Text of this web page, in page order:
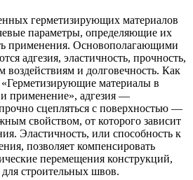
герметизирующих материалов
параметры, определяющие их
применения. Основополагающими
адгезия, эластичность, прочность,
воздействиям и долговечность. Как
«Герметизирующие материалы в
и применение», адгезия —
сцепляться с поверхностью —
свойством, от которого зависит
Эластичность, или способность к
позволяет компенсировать
перемещения конструкций,
строительных швов.